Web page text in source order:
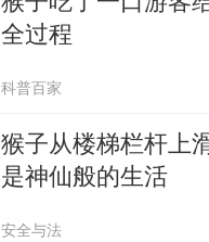
全过程
科普百家
猴子从楼梯栏杆上
是神仙般的生活
安全与法